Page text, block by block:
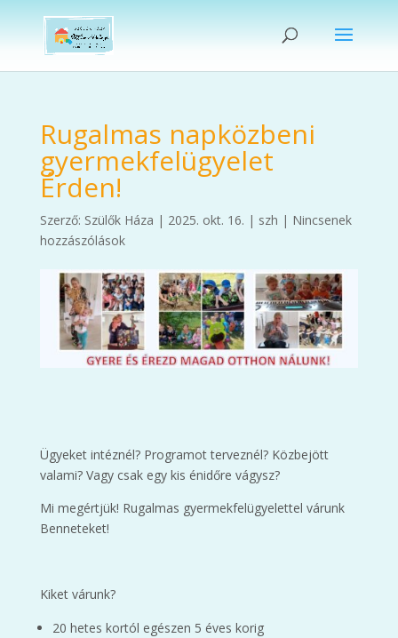
Rugalmas napközbeni
gyermekfelügyelet
Érden!
Szerző: Szülők Háza | 2025. okt. 16. | szh | Nincsenek
hozzászólások
Ügyeket intéznél? Programot terveznél? Közbejött
valami? Vagy csak egy kis énidőre vágysz?
Mi megértjük! Rugalmas gyermekfelügyelettel várunk
Benneteket!
Kiket várunk?
20 hetes kortól egészen 5 éves korig